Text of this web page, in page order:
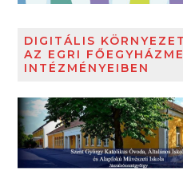
DIGITÁLIS
AZ EGRI
INTÉZMÉNYEIBEN